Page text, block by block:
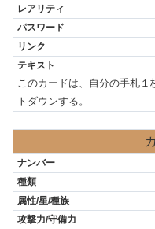
このカードは、自分の手札
トダウンする。